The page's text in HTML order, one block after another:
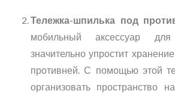
Тележка-шпилька под
мобильный аксессуар
значительно упростит
противней. С помощью этой
организовать пространство